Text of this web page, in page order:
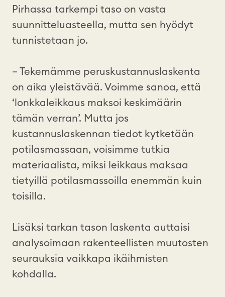
Pirhassa tarkempi taso on vasta
suunnitteluasteella, mutta sen hyödyt
tunnistetaan jo.
– Tekemämme peruskustannuslaskenta
on aika yleistävää. Voimme sanoa, että
‘lonkkaleikkaus maksoi keskimäärin
tämän verran’. Mutta jos
kustannuslaskennan tiedot kytketään
potilasmassaan, voisimme tutkia
materiaalista, miksi leikkaus maksaa
tietyillä potilasmassoilla enemmän kuin
toisilla.
Lisäksi tarkan tason laskenta auttaisi
analysoimaan rakenteellisten muutosten
seurauksia vaikkapa ikäihmisten
kohdalla.